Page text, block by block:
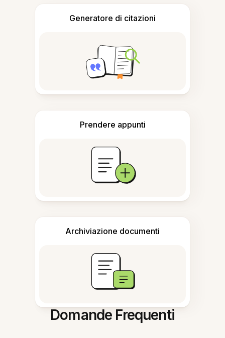
Generatore di citazioni
Prendere appunti
Archiviazione documenti
Domande Frequenti